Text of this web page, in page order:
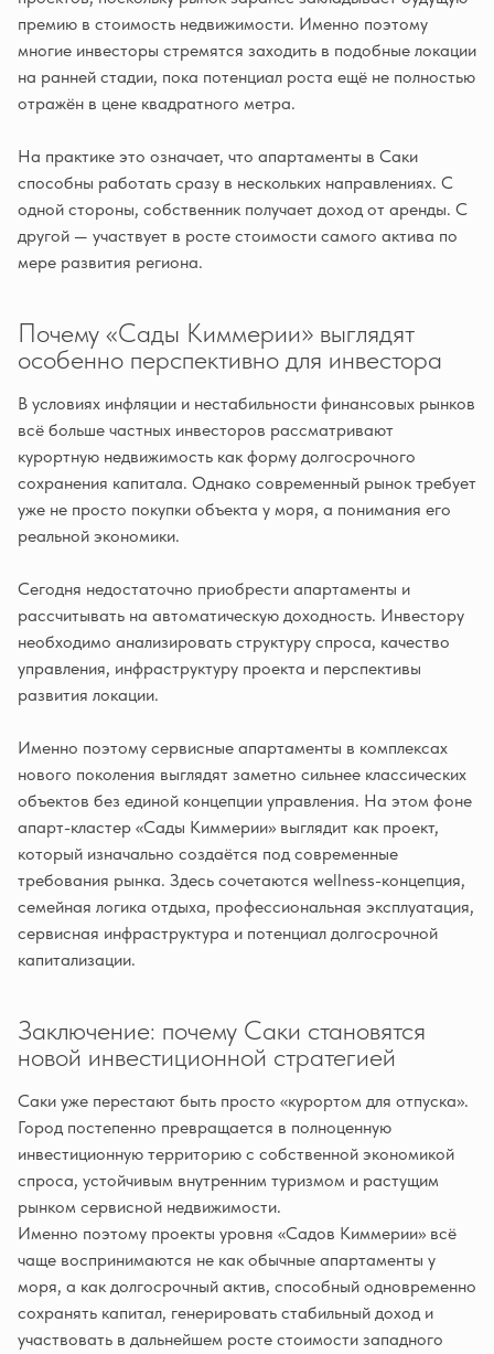
премию в стоимость недвижимости. Именно поэтому
многие инвесторы стремятся заходить в подобные локации
на ранней стадии, пока потенциал роста ещё не полностью
отражён в цене квадратного метра.
На практике это означает, что апартаменты в Саки
способны работать сразу в нескольких направлениях. С
одной стороны, собственник получает доход от аренды. С
другой — участвует в росте стоимости самого актива по
мере развития региона.
Почему «Сады Киммерии» выглядят
особенно перспективно для инвестора
В условиях инфляции и нестабильности финансовых рынков
всё больше частных инвесторов рассматривают
курортную недвижимость как форму долгосрочного
сохранения капитала. Однако современный рынок требует
уже не просто покупки объекта у моря, а понимания его
реальной экономики.
Сегодня недостаточно приобрести апартаменты и
рассчитывать на автоматическую доходность. Инвестору
необходимо анализировать структуру спроса, качество
управления, инфраструктуру проекта и перспективы
развития локации.
Именно поэтому сервисные апартаменты в комплексах
нового поколения выглядят заметно сильнее классических
объектов без единой концепции управления. На этом фоне
апарт-кластер «Сады Киммерии» выглядит как проект,
который изначально создаётся под современные
требования рынка. Здесь сочетаются wellness-концепция,
семейная логика отдыха, профессиональная эксплуатация,
сервисная инфраструктура и потенциал долгосрочной
капитализации.
Заключение: почему Саки становятся
новой инвестиционной стратегией
Саки уже перестают быть просто «курортом для отпуска».
Город постепенно превращается в полноценную
инвестиционную территорию с собственной экономикой
спроса, устойчивым внутренним туризмом и растущим
рынком сервисной недвижимости.
Именно поэтому проекты уровня «Садов Киммерии» всё
чаще воспринимаются не как обычные апартаменты у
моря, а как долгосрочный актив, способный одновременно
сохранять капитал, генерировать стабильный доход и
участвовать в дальнейшем росте стоимости западного